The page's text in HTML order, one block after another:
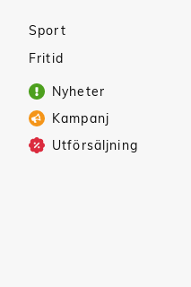
Sport
Fritid
Nyheter
Kampanj
Utförsäljning